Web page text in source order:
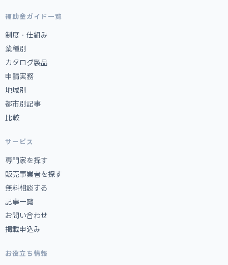
補助金ガイド一覧
制度・仕組み
業種別
カタログ製品
申請実務
地域別
都市別記事
比較
サービス
専門家を探す
販売事業者を探す
無料相談する
記事一覧
お問い合わせ
掲載申込み
お役立ち情報